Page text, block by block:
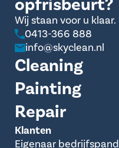
opfrisbeurt?
Wij staan voor u klaar.
0413-366 888
info@skyclean.nl
Cleaning
Painting
Repair
Klanten
Eigenaar bedrijfspand